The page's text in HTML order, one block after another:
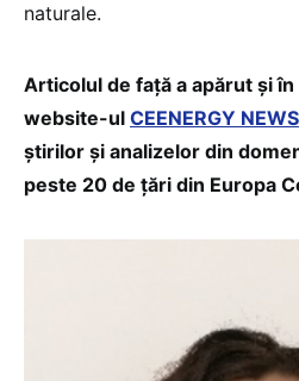
naturale.
Articolul de față a apărut și
website-ul CEENERGY NEWS
știrilor și analizelor din
peste 20 de țări din Europa